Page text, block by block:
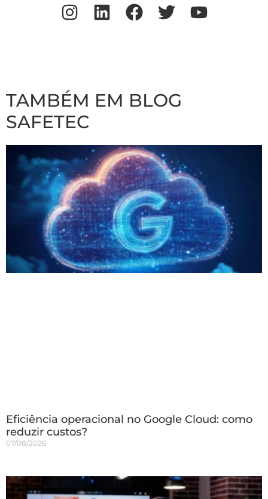
TAMBÉM EM BLOG
SAFETEC
Eficiência operacional no Google Cloud: como
reduzir custos?
07/08/2026